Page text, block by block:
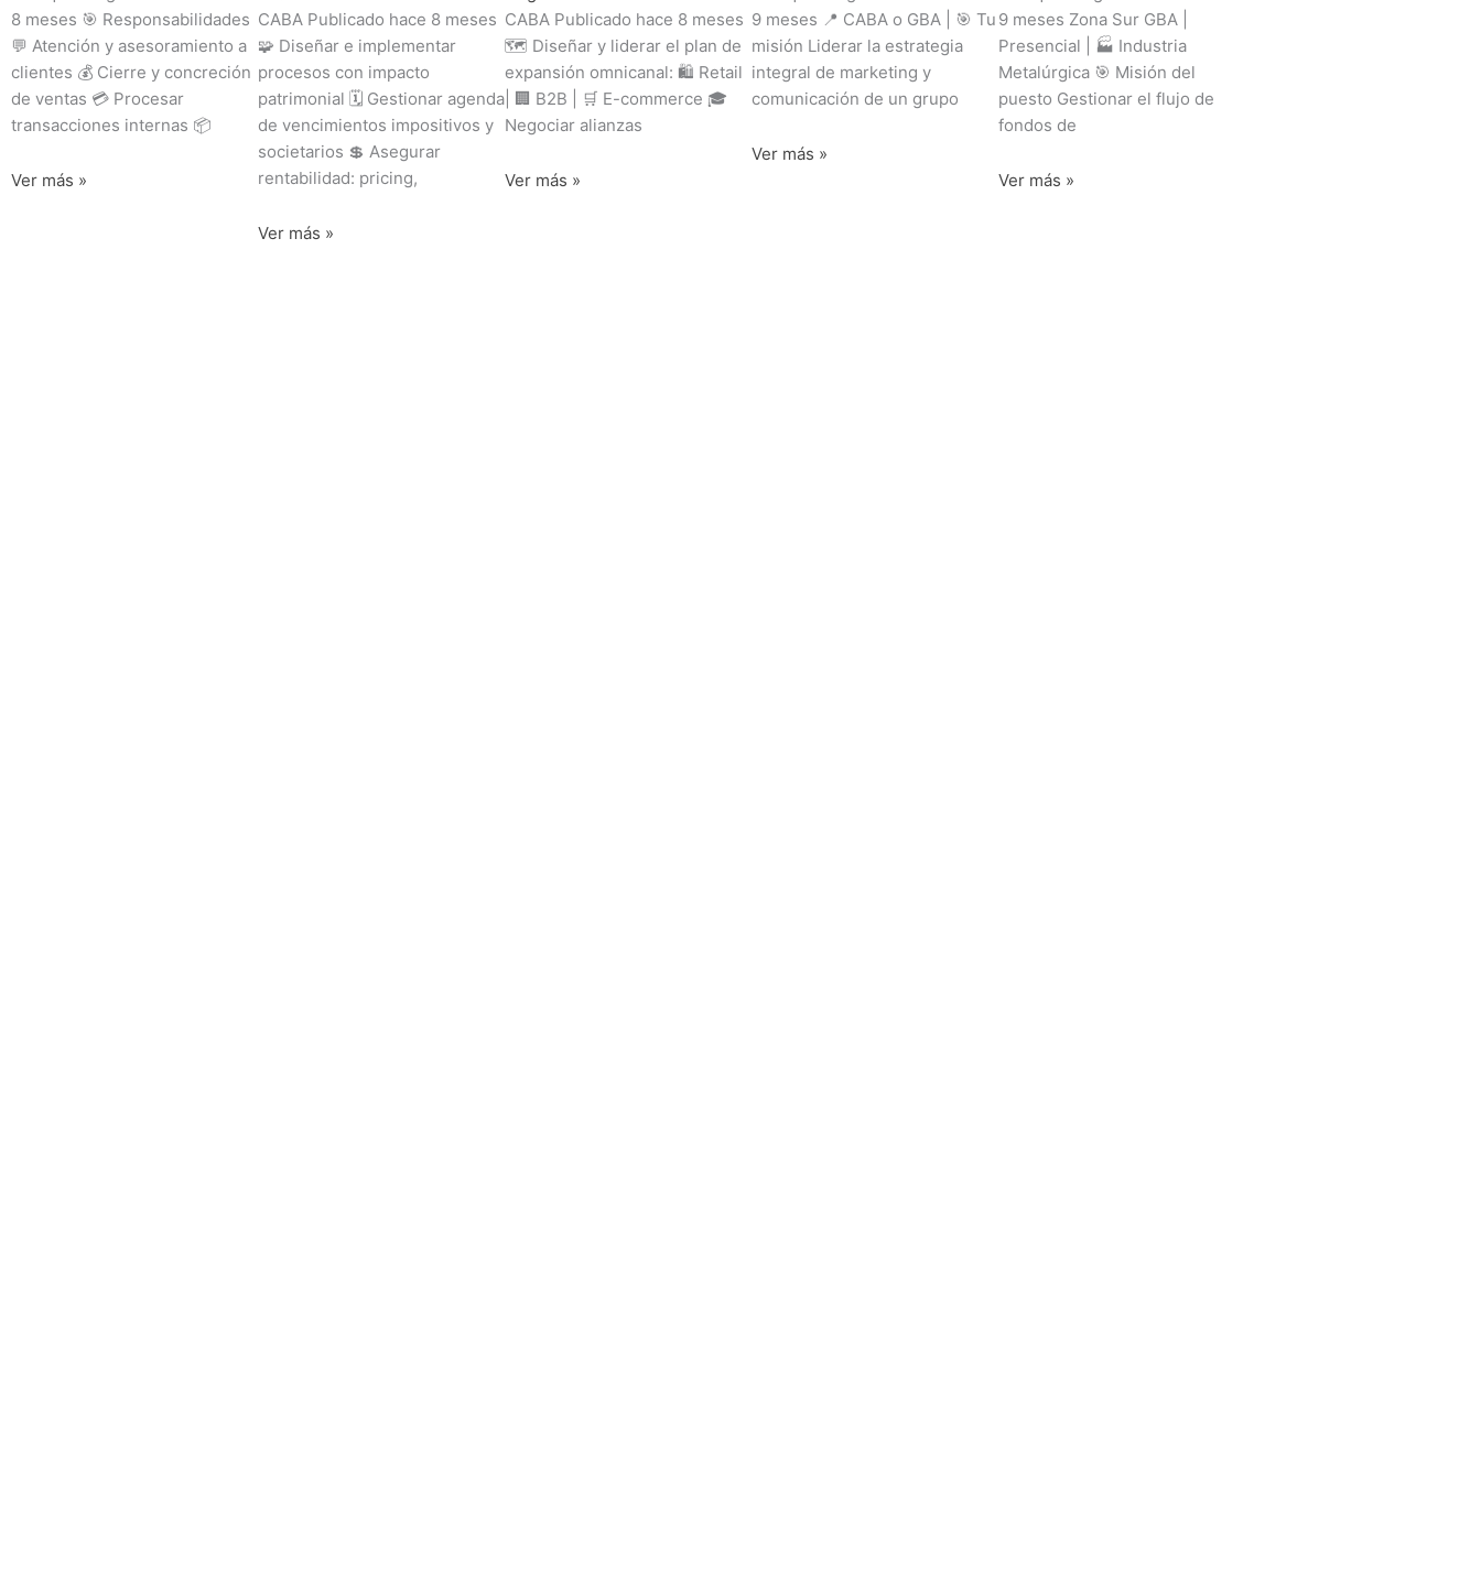
8 meses 🎯 Responsabilidades
💬 Atención y asesoramiento a
clientes 💰 Cierre y concreción
de ventas 💳 Procesar
transacciones internas 📦
Ver más »
CABA Publicado hace 8 meses
🧩 Diseñar e implementar
procesos con impacto
patrimonial 🗓️ Gestionar agenda
de vencimientos impositivos y
societarios 💲 Asegurar
rentabilidad: pricing,
Ver más »
CABA Publicado hace 8 meses
🗺️ Diseñar y liderar el plan de
expansión omnicanal: 🛍️ Retail
| 🏢 B2B | 🛒 E-commerce 🎓
Negociar alianzas
Ver más »
9 meses 📍 CABA o GBA | 🎯 Tu
misión Liderar la estrategia
integral de marketing y
comunicación de un grupo
Ver más »
9 meses Zona Sur GBA |
Presencial | 🏭 Industria
Metalúrgica 🎯 Misión del
puesto Gestionar el flujo de
fondos de
Ver más »